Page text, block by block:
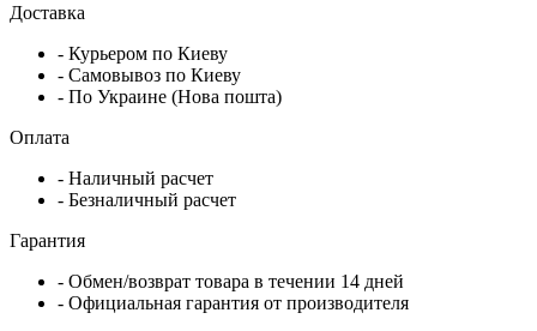
Доставка
- Курьером по Киеву
- Самовывоз по Киеву
- По Украине (Нова пошта)
Оплата
- Наличный расчет
- Безналичный расчет
Гарантия
- Обмен/возврат товара в течении 14 дней
- Официальная гарантия от производителя